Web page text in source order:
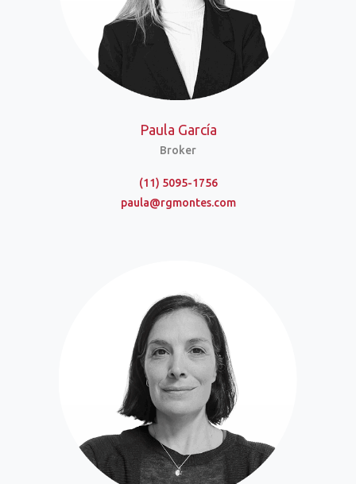
Paula García
Broker
(11) 5095-1756
paula@rgmontes.com